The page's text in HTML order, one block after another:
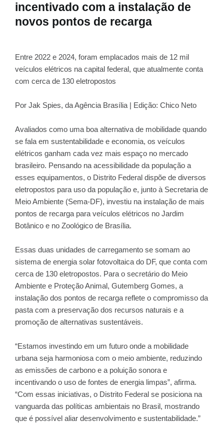
incentivado com a instalação de
novos pontos de recarga
Entre 2022 e 2024, foram emplacados mais de 12 mil
veículos elétricos na capital federal, que atualmente conta
com cerca de 130 eletropostos
Por Jak Spies, da Agência Brasília | Edição: Chico Neto
Avaliados como uma boa alternativa de mobilidade quando
se fala em sustentabilidade e economia, os veículos
elétricos ganham cada vez mais espaço no mercado
brasileiro. Pensando na acessibilidade da população a
esses equipamentos, o Distrito Federal dispõe de diversos
eletropostos para uso da população e, junto à Secretaria de
Meio Ambiente (Sema-DF), investiu na instalação de mais
pontos de recarga para veículos elétricos no Jardim
Botânico e no Zoológico de Brasília.
Essas duas unidades de carregamento se somam ao
sistema de energia solar fotovoltaica do DF, que conta com
cerca de 130 eletropostos. Para o secretário do Meio
Ambiente e Proteção Animal, Gutemberg Gomes, a
instalação dos pontos de recarga reflete o compromisso da
pasta com a preservação dos recursos naturais e a
promoção de alternativas sustentáveis.
“Estamos investindo em um futuro onde a mobilidade
urbana seja harmoniosa com o meio ambiente, reduzindo
as emissões de carbono e a poluição sonora e
incentivando o uso de fontes de energia limpas”, afirma.
“Com essas iniciativas, o Distrito Federal se posiciona na
vanguarda das políticas ambientais no Brasil, mostrando
que é possível aliar desenvolvimento e sustentabilidade.”